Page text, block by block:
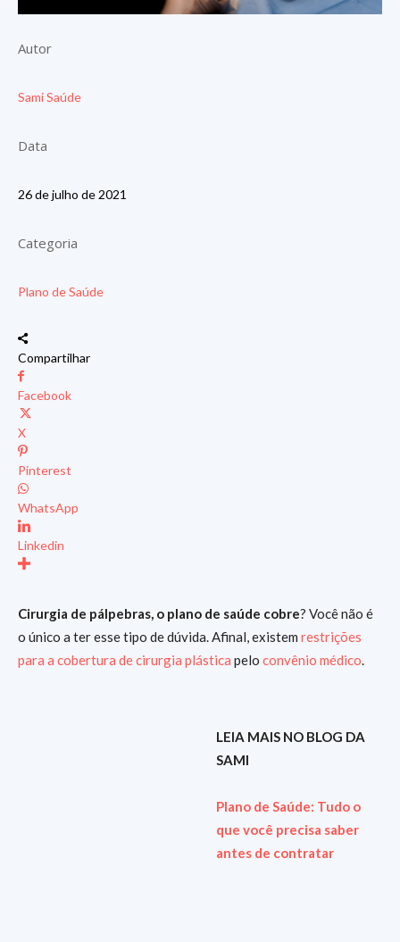
Autor
Sami Saúde
Data
26 de julho de 2021
Categoria
Plano de Saúde
Compartilhar
Facebook
X
Pinterest
WhatsApp
Linkedin
Cirurgia de pálpebras, o plano de saúde cobre? Você não é
o único a ter esse tipo de dúvida. Afinal, existem restrições
para a cobertura de cirurgia plástica pelo convênio médico.
LEIA MAIS NO BLOG DA
SAMI
Plano de Saúde: Tudo o
que você precisa saber
antes de contratar